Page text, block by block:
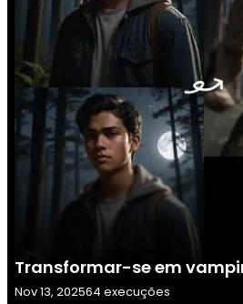
Transformar-se em
Nov 13, 202564 execuções